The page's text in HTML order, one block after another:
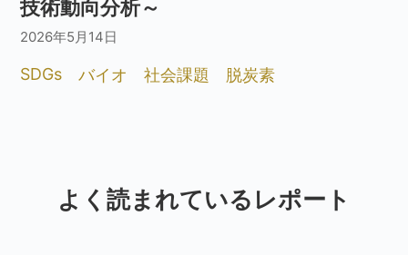
技術動向分析～
2026年5月14日
SDGs バイオ 社会課題 脱炭素
よく読まれているレポート